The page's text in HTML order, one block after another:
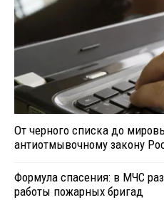
От черного списка до
антиотмывочному закону
Формула спасения: в МЧС
работы пожарных бригад